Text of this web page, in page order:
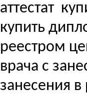
аттестат
купить
реестром
врача с
занесения